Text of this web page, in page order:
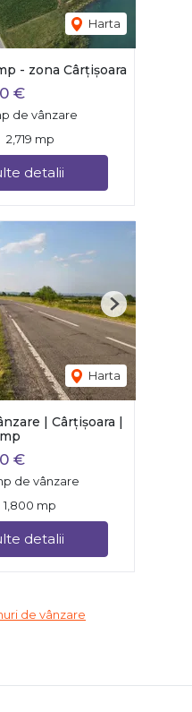
Harta
- zona Cârțișoara
€
de vânzare
2,719 mp
detalii
Harta
Next
| Cârțișoara |
€
de vânzare
1,800 mp
detalii
de vânzare